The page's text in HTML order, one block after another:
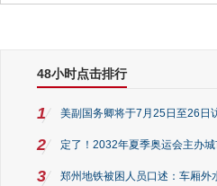
48小时点击排行
1 美副国务卿将于7月25日至26日
2 定了！2032年夏季奥运会主办
3 郑州地铁被困人员口述：车厢外